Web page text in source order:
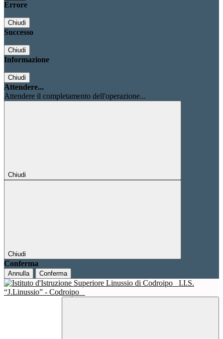
Errore
Chiudi
Successo
Chiudi
Informazione
Chiudi
Attendere...
Attendere il completamento dell'operazione...
Chiudi
Chiudi
Conferma
Annulla Conferma
I.I.S.
“J.Linussio” - Codroipo